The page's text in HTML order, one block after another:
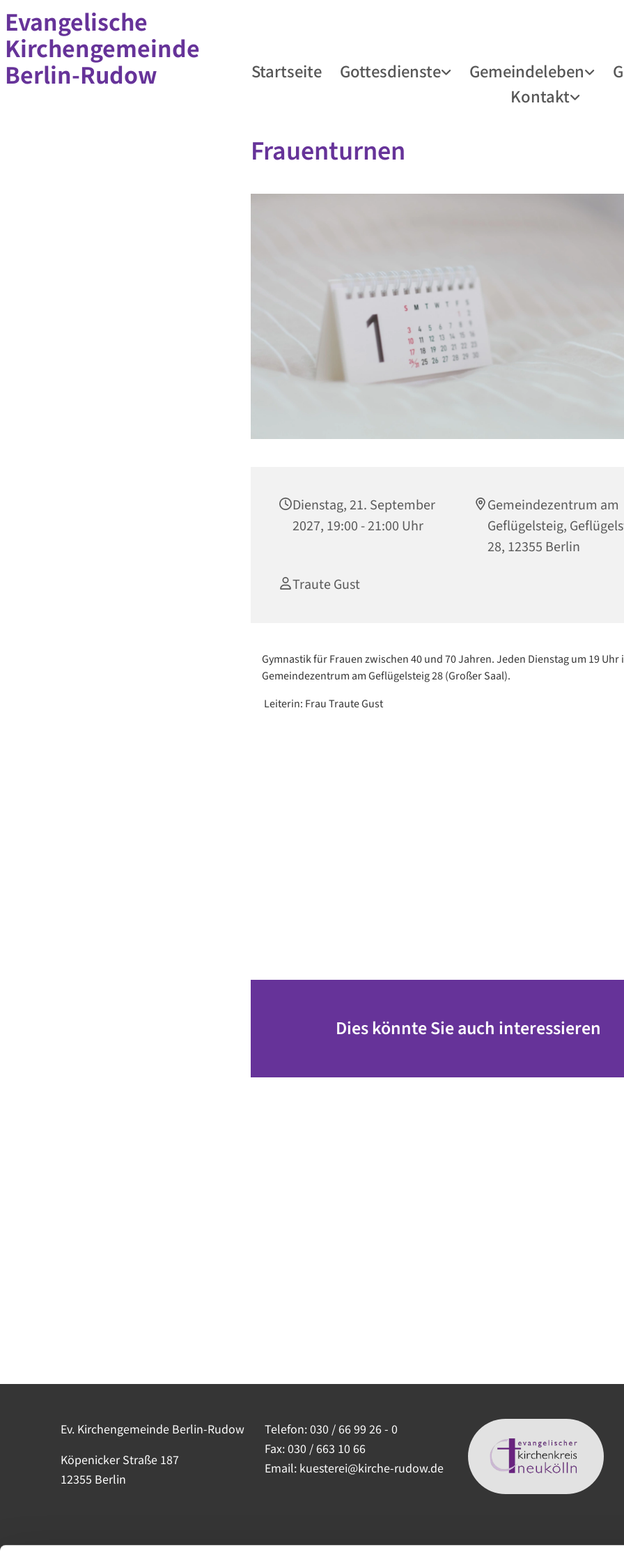
Evangelische
Kirchengemeinde
Berlin-Rudow
Startseite Gottesdienste Gemeindeleben
Kontakt
Frauenturnen
Dienstag, 21. September
2027, 19:00 - 21:00 Uhr
Gemeindezentrum am
Geflügelsteig,
28, 12355 Berlin
Traute Gust
Gymnastik für Frauen zwischen 40 und 70 Jahren. Jeden Dienstag um 19 Uhr
Gemeindezentrum am Geflügelsteig 28 (Großer Saal).
Leiterin: Frau Traute Gust
Dies könnte Sie auch interessieren
Ev. Kirchengemeinde Berlin-Rudow
Köpenicker Straße 187
12355 Berlin
Telefon:030 / 66 99 26 - 0
Fax: 030 / 663 10 66
Email: kuesterei@kirche-rudow.de